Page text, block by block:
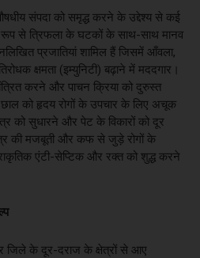
संपदा को समृद्ध करने के उद्देश्य से कई
रूप से त्रिफला के घटकों के साथ-साथ मानव
प्रजातियां शामिल हैं जिसमें ​आँवला,
क्षमता (इम्युनिटी) बढ़ाने में मददगार।
करने और पाचन क्रिया को दुरुस्त
को हृदय रोगों के उपचार के लिए अचूक
को सुधारने और पेट के विकारों को दूर
की मजबूती और कफ से जुड़े रोगों के
एंटी-सेप्टिक और रक्त को शुद्ध करने
के दूर-दराज के क्षेत्रों से आए